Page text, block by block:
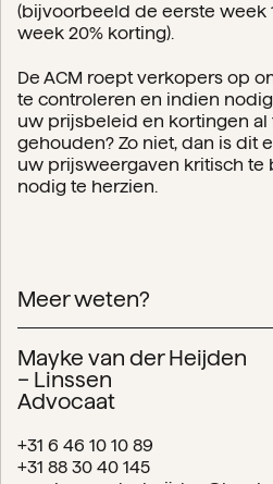
(bijvoorbeeld de eerste week
week 20% korting).
De ACM roept verkopers op
te controleren en indien nodig
uw prijsbeleid en kortingen al
gehouden? Zo niet, dan is dit
uw prijsweergaven kritisch te
nodig te herzien.
Meer weten?
Mayke van der Heijden
– Linssen
Advocaat
+31 6 46 10 10 89
+31 88 30 40 145